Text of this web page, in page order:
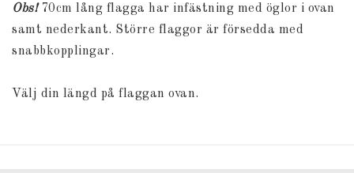
Obs!70cm lång flagga har infästning med öglor i ovan
samt nederkant. Större flaggor är försedda med
snabbkopplingar.
Välj din längd på flaggan ovan.